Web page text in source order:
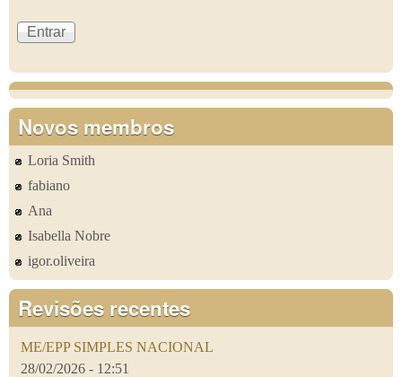
Novos membros
Loria Smith
fabiano
Ana
Isabella Nobre
igor.oliveira
Revisões recentes
ME/EPP SIMPLES NACIONAL
28/02/2026 - 12:51